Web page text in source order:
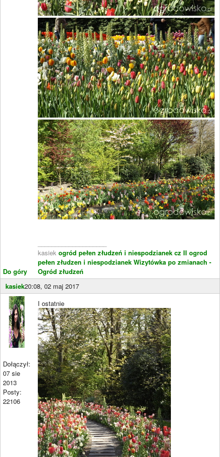
Do góry
kasiek ogród pełen złudzeń i niespodzianek cz II ogrod
pełen złudzen i niespodzianek Wizytówka po zmianach -
Ogród złudzeń
kasiek20:08, 02 maj 2017
Dołączył:
07 sie
2013
Posty:
22106
I ostatnie